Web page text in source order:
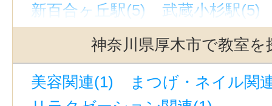
横浜市青葉区(8)
横浜市都筑区
川崎市川崎区(9)
川崎市幸区(4)
川崎市中原区(8)
川崎市高津区
川崎市多摩区(2)
川崎市宮前区
新百合ヶ丘駅(5)
武蔵小杉駅(5)
馬車道駅(5)
元町・中華街駅(5)
大和駅(神奈川)(4)
桜木町駅(4)
溝の口駅(4)
日吉駅(神奈川)(4)
神奈川県厚木市で教室を
美容関連(1)
まつげ・ネイル関